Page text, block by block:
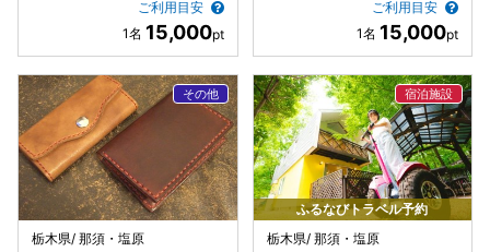
ご利用目安
15,000
ご利用目安
15,000
栃木県/ 那須・塩原
ふるなびトラベル予約
栃木県/ 那須・塩原